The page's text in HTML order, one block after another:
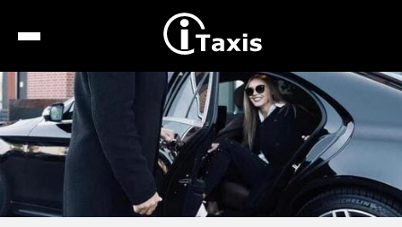
Recherche
Calcul de tarif
Taxis conventionnés
Espace pro